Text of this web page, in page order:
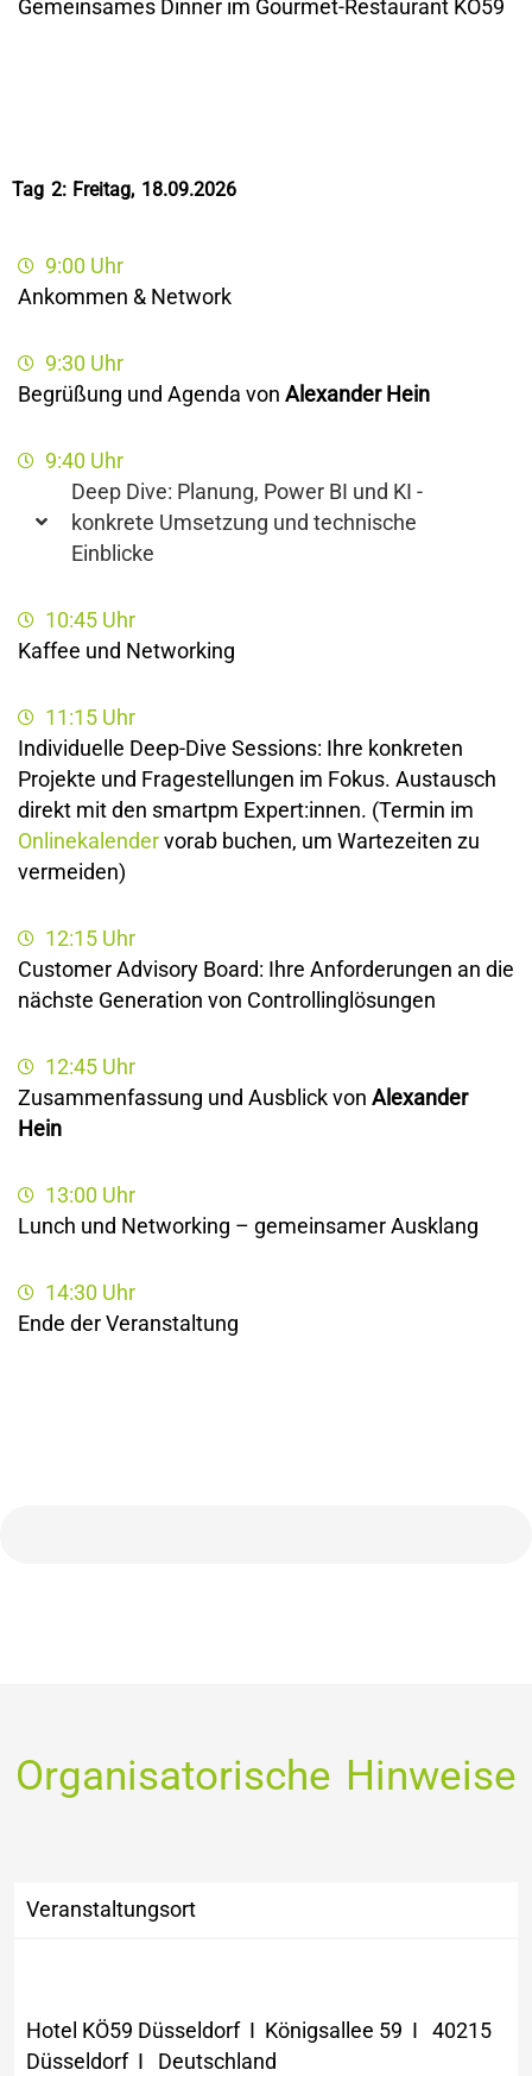
Gemeinsames Dinner im Gourmet-Restaurant KÖ59
Tag 2: Freitag, 18.09.2026
9:00 Uhr
Ankommen & Network
9:30 Uhr
Begrüßung und Agenda von Alexander Hein
9:40 Uhr
Deep Dive: Planung, Power BI und KI -
konkrete Umsetzung und technische
Einblicke
10:45 Uhr
Kaffee und Networking
11:15 Uhr
Individuelle Deep-Dive Sessions: Ihre konkreten
Projekte und Fragestellungen im Fokus. Austausch
direkt mit den smartpm Expert:innen. (Termin im
Onlinekalendervorab buchen, um Wartezeiten zu
vermeiden)
12:15 Uhr
Customer Advisory Board: Ihre Anforderungen an die
nächste Generation von Controllinglösungen
12:45 Uhr
Zusammenfassung und Ausblick von Alexander
Hein
13:00 Uhr
Lunch und Networking – gemeinsamer Ausklang
14:30 Uhr
Ende der Veranstaltung
Organisatorische Hinweise
Veranstaltungsort
Hotel KÖ59 Düsseldorf I Königsallee 59 I 40215
Düsseldorf I Deutschland